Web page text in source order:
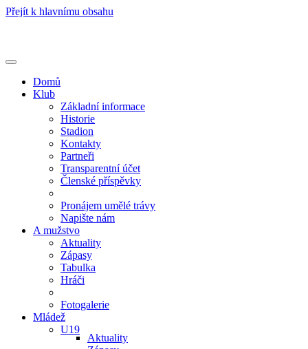
Přejít k hlavnímu obsahu
Toggle
navigationDomů
Klub
Základní informace
Historie
Stadion
Kontakty
Partneři
Transparentní účet
Členské příspěvky
Pronájem umělé trávy
Napište nám
A mužstvo
Aktuality
Zápasy
Tabulka
Hráči
Fotogalerie
Mládež
U19
Aktuality